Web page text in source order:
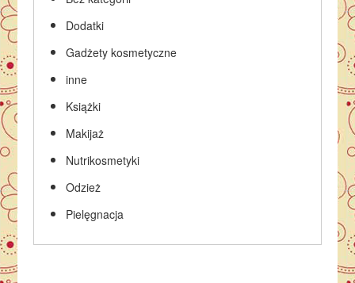
Dodatki
Gadżety kosmetyczne
inne
Książki
Makijaż
Nutrikosmetyki
Odzież
Pielęgnacja